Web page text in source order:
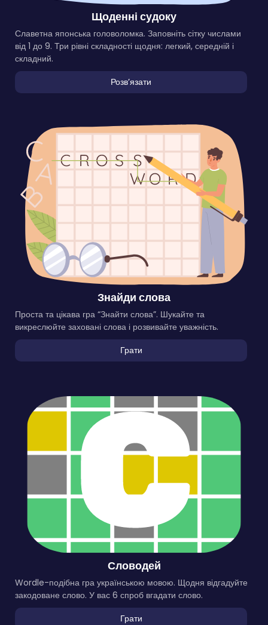
Щоденні судоку
Славетна японська головоломка. Заповніть сітку числами
від 1 до 9. Три рівні складності щодня: легкий, середній і
складний.
Розвʼязати
Знайди слова
Проста та цікава гра “Знайти слова”. Шукайте та
викреслюйте заховані слова і розвивайте уважність.
Грати
Словодей
Wordle-подібна гра українською мовою. Щодня відгадуйте
закодоване слово. У вас 6 спроб вгадати слово.
Грати